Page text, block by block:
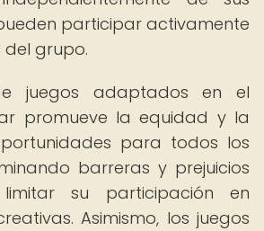
participar activamente
del grupo.
juegos adaptados en el
promueve la equidad y la
para todos los
barreras y prejuicios
su participación en
Asimismo, los juegos